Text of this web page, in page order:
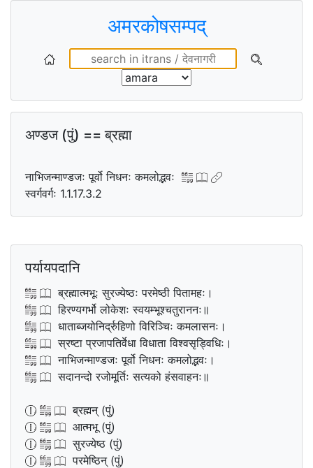
अमरकोषसम्पद्
अण्डज (पुं) == ब्रह्मा
नाभिजन्माण्डजः पूर्वो निधनः कमलोद्भवः
स्वर्गवर्गः 1.1.17.3.2
पर्यायपदानि
ब्रह्मात्मभूः सुरज्येष्ठः परमेष्ठी पितामहः।
हिरण्यगर्भो लोकेशः स्वयम्भूश्चतुराननः॥
धाताब्जयोनिर्द्रुहिणो विरिञ्चिः कमलासनः।
स्रष्टा प्रजापतिर्वेधा विधाता विश्वसृड्विधिः।
नाभिजन्माण्डजः पूर्वो निधनः कमलोद्भवः।
सदानन्दो रजोमूर्तिः सत्यको हंसवाहनः॥
ब्रह्मन् (पुं)
आत्मभू (पुं)
सुरज्येष्ठ (पुं)
परमेष्ठिन् (पुं)